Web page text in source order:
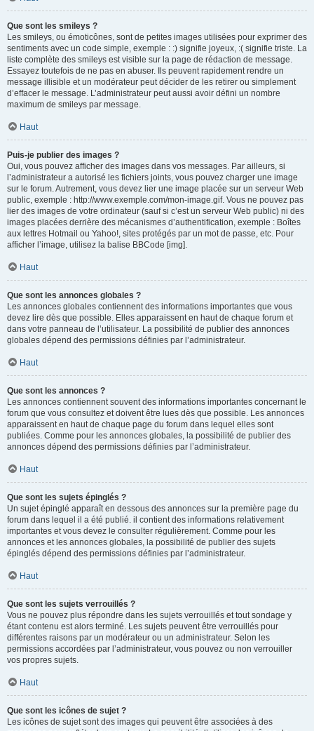
Que sont les smileys ?
Les smileys, ou émoticônes, sont de petites images utilisées pour exprimer des
sentiments avec un code simple, exemple : :) signifie joyeux, :( signifie triste. La
liste complète des smileys est visible sur la page de rédaction de message.
Essayez toutefois de ne pas en abuser. Ils peuvent rapidement rendre un
message illisible et un modérateur peut décider de les retirer ou simplement
d’effacer le message. L’administrateur peut aussi avoir défini un nombre
maximum de smileys par message.
Haut
Puis-je publier des images ?
Oui, vous pouvez afficher des images dans vos messages. Par ailleurs, si
l’administrateur a autorisé les fichiers joints, vous pouvez charger une image
sur le forum. Autrement, vous devez lier une image placée sur un serveur Web
public, exemple : http://www.exemple.com/mon-image.gif. Vous ne pouvez pas
lier des images de votre ordinateur (sauf si c’est un serveur Web public) ni des
images placées derrière des mécanismes d’authentification, exemple : Boîtes
aux lettres Hotmail ou Yahoo!, sites protégés par un mot de passe, etc. Pour
afficher l’image, utilisez la balise BBCode [img].
Haut
Que sont les annonces globales ?
Les annonces globales contiennent des informations importantes que vous
devez lire dès que possible. Elles apparaissent en haut de chaque forum et
dans votre panneau de l’utilisateur. La possibilité de publier des annonces
globales dépend des permissions définies par l’administrateur.
Haut
Que sont les annonces ?
Les annonces contiennent souvent des informations importantes concernant le
forum que vous consultez et doivent être lues dès que possible. Les annonces
apparaissent en haut de chaque page du forum dans lequel elles sont
publiées. Comme pour les annonces globales, la possibilité de publier des
annonces dépend des permissions définies par l’administrateur.
Haut
Que sont les sujets épinglés ?
Un sujet épinglé apparaît en dessous des annonces sur la première page du
forum dans lequel il a été publié. il contient des informations relativement
importantes et vous devez le consulter régulièrement. Comme pour les
annonces et les annonces globales, la possibilité de publier des sujets
épinglés dépend des permissions définies par l’administrateur.
Haut
Que sont les sujets verrouillés ?
Vous ne pouvez plus répondre dans les sujets verrouillés et tout sondage y
étant contenu est alors terminé. Les sujets peuvent être verrouillés pour
différentes raisons par un modérateur ou un administrateur. Selon les
permissions accordées par l’administrateur, vous pouvez ou non verrouiller
vos propres sujets.
Haut
Que sont les icônes de sujet ?
Les icônes de sujet sont des images qui peuvent être associées à des